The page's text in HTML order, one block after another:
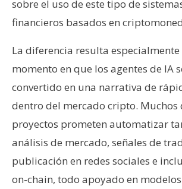
C
n
t
a
c
t
o
y
u
b
sobre el uso de este tipo de
financieros basados en
La diferencia resulta especialmente
momento en que los agentes de IA
convertido en una narrativa de
dentro del mercado cripto. Muchos
proyectos prometen automatizar
análisis de mercado, señales de
publicación en redes sociales e
on-chain, todo apoyado en